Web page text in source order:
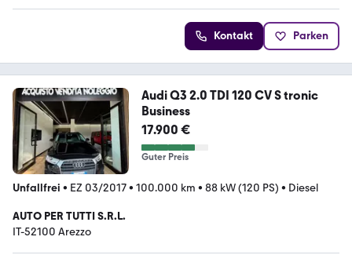
Kontakt Parken
Audi Q3 2.0 TDI 120 CV S tronic
Business
17.900 €
Guter Preis
Unfallfrei • EZ 03/2017• 100.000 km • 88 kW (120 PS) • Diesel
AUTO PER TUTTI S.R.L.
IT-52100 Arezzo